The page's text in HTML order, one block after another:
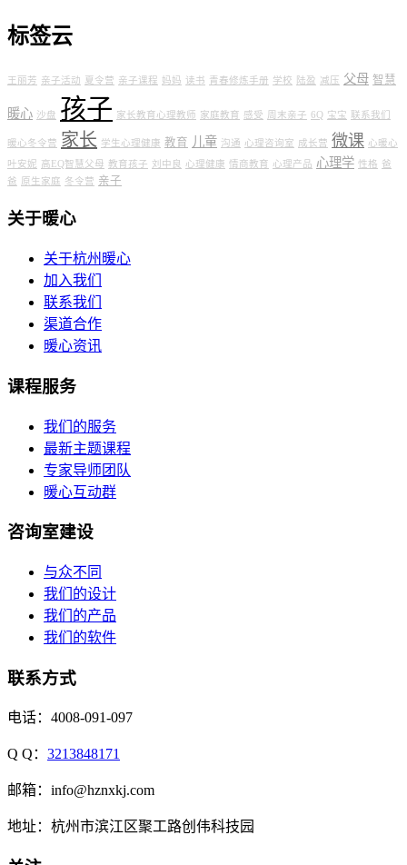
标签云
王丽芳 亲子活动 夏令营 亲子课程 妈妈 读书 青春修炼手册 学校 陆盈 减压 父母 智慧
暖心 沙盘 孩子 家长教育心理教师 家庭教育 感受 周末亲子 6Q 宝宝 联系我们
暖心冬令营 家长 学生心理健康 教育 儿童 沟通 心理咨询室 成长营 微课 心暖心
叶安妮 高EQ智慧父母 教育孩子 刘中良 心理健康 情商教育 心理产品 心理学 性格 爸
爸
原生家庭 冬令营 亲子
关于暖心
关于杭州暖心
加入我们
联系我们
渠道合作
暖心资讯
课程服务
我们的服务
最新主题课程
专家导师团队
暖心互动群
咨询室建设
与众不同
我们的设计
我们的产品
我们的软件
联系方式
电话：4008-091-097
Q Q： 3213848171
邮箱：info@hznxkj.com
地址： 杭州市滨江区聚工路创伟科技园